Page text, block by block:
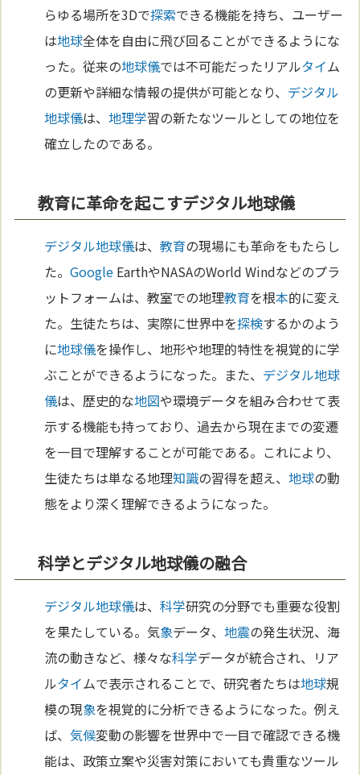
らゆる場所を3Dで探索できる機能を持ち、ユーザー
は地球全体を自由に飛び回ることができるようにな
った。従来の地球儀では不可能だったリアルタイム
の更新や詳細な情報の提供が可能となり、 デジタル
地球儀は、地理学習の新たなツールとしての地位を
確立したのである。
教育に革命を起こすデジタル地球儀
デジタル地球儀は、教育の現場にも革命をもたらし
た。Google EarthやNASAのWorld Windなどのプラ
ットフォームは、教室での地理教育を根本的に変え
た。生徒たちは、実際に世界中を探検するかのよう
に地球儀を操作し、地形や地理的特性を視覚的に学
ぶことができるようになった。また、 デジタル地球
儀は、歴史的な地図や環境データを組み合わせて表
示する機能も持っており、過去から現在までの変遷
を一目で理解することが可能である。これにより、
生徒たちは単なる地理知識の習得を超え、地球の動
態をより深く理解できるようになった。
科学とデジタル地球儀の融合
デジタル地球儀は、科学研究の分野でも重要な役割
を果たしている。気象データ、地震の発生状況、海
流の動きなど、様々な科学データが統合され、リア
ルタイムで表示されることで、研究者たちは地球規
模の現象を視覚的に分析できるようになった。例え
ば、気候変動の影響を世界中で一目で確認できる機
能は、政策立案や災害対策においても貴重なツール